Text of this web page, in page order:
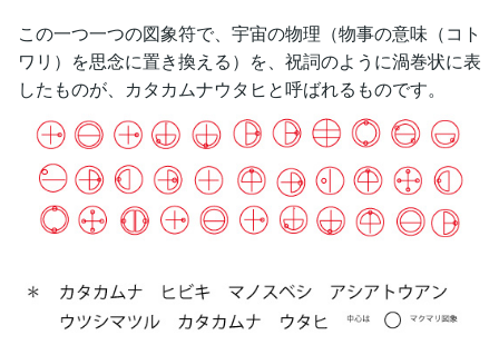
この一つ一つの図象符で、宇宙の物理（物事の意味（コト
ワリ）を思念に置き換える）を、祝詞のように渦巻状に表
したものが、カタカムナウタヒと呼ばれるものです。